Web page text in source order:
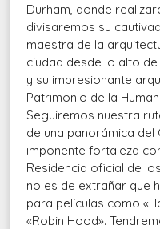
Durham, donde
divisaremos su
maestra de la
ciudad desde lo alto
y su impresionante
Patrimonio de la
Seguiremos nuestra
de una panorámica del
imponente fortaleza
Residencia oficial de
no es de extrañar que
para películas como
«Robin Hood».